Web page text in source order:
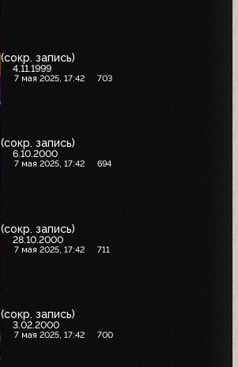
(сокр. запись)
4.11.1999
7 мая 2025, 17:42 703
(сокр. запись)
6.10.2000
7 мая 2025, 17:42 694
(сокр. запись)
28.10.2000
7 мая 2025, 17:42 711
(сокр. запись)
3.02.2000
7 мая 2025, 17:42 700